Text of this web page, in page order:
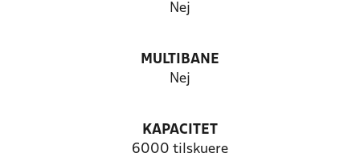
Nej
MULTIBANE
Nej
KAPACITET
6000 tilskuere